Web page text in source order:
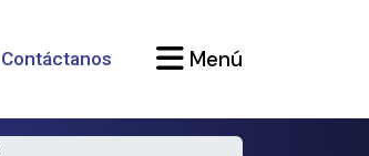
Contáctanos Menú